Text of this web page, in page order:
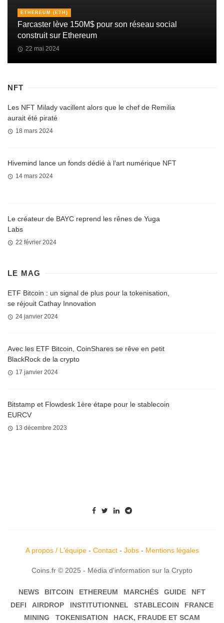
ETHEREUM (ETH)
Farcaster lève 150M$ pour son réseau social
construit sur Ethereum
22 mai 2024
NFT
Les NFT Milady vacillent alors que le chef de Remilia
aurait été piraté
18 mars 2024
Hivemind lance un fonds dédié à l’art numérique NFT
14 mars 2024
Le créateur de BAYC reprend les rênes de Yuga
Labs
22 février 2024
LE MAG
ETF Bitcoin : un signal de plus pour la tokenisation,
se réjouit Cathay Innovation
24 janvier 2024
Avec les ETF Bitcoin, CoinShares se rêve en petit
BlackRock de la crypto
17 janvier 2024
Bitstamp et Flowdesk 1ère étape pour le stablecoin
EURCV
13 décembre 2023
A propos / L'équipe- Contact- Jobs- Mentions légales
Coins.fr © 2025 - Média d'information sur la Crypto
NEWS BITCOIN ETHEREUM MARCHÉS GUIDE
NFT
DEFI
AIRDROP INSTITUTIONNEL STABLECOIN
FRANCE
MINING
TOKENISATION HACK, FRAUDE ET SCAM